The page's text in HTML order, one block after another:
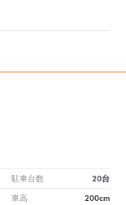
駐車台数 20台
車高 200cm